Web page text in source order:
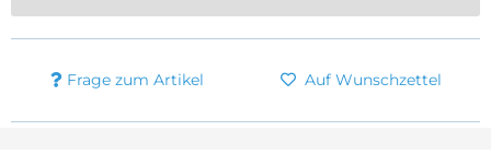
Frage zum Artikel Auf Wunschzettel